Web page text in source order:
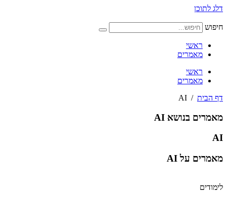
דלג לתוכן
חיפוש
ראשי
מאמרים
ראשי
מאמרים
דף הבית /
AI
מאמרים בנושא AI
AI
מאמרים על AI
לימודים